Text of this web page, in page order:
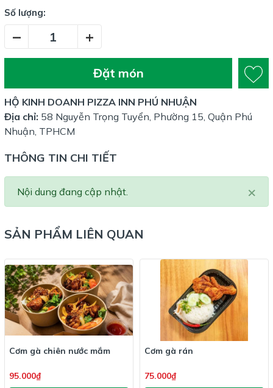
Số lượng:
– +
Đặt món
HỘ KINH DOANH PIZZA INN PHÚ NHUẬN
Địa chỉ: 58 Nguyễn Trọng Tuyển, Phường 15, Quận Phú
Nhuận, TPHCM
THÔNG TIN CHI TIẾT
×
Nội dung đang cập nhật.
SẢN PHẨM LIÊN QUAN
Cơm gà chiên nước mắm
95.000₫
Cơm gà rán
75.000₫